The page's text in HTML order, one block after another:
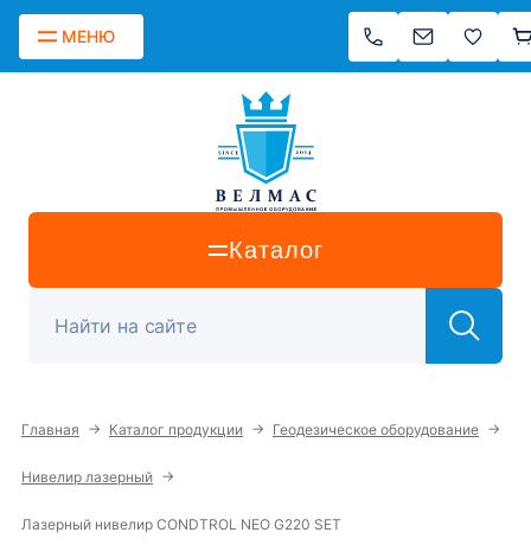
МЕНЮ
Каталог
Главная → Каталог продукции → Геодезическое оборудование →
Нивелир лазерный →
Лазерный нивелир CONDTROL NEO G220 SET